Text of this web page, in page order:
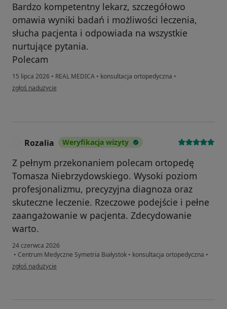
Bardzo kompetentny lekarz, szczegółowo
omawia wyniki badań i możliwości leczenia,
słucha pacjenta i odpowiada na wszystkie
nurtujące pytania.
Polecam
15 lipca 2026 • REAL MEDICA • konsultacja ortopedyczna •
w opinii użytkownika KW
zgłoś nadużycie
Rozalia Weryfikacja wizyty
Z pełnym przekonaniem polecam ortopedę
Tomasza Niebrzydowskiego. Wysoki poziom
profesjonalizmu, precyzyjna diagnoza oraz
skuteczne leczenie. Rzeczowe podejście i pełne
zaangażowanie w pacjenta. Zdecydowanie
warto.
24 czerwca 2026
• Centrum Medyczne Symetria Białystok • konsultacja ortopedyczna •
w opinii użytkownika Rozalia
zgłoś nadużycie